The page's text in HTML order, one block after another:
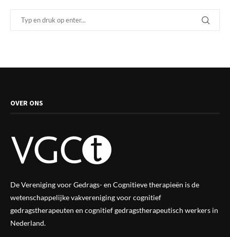
OVER ONS
De Vereniging voor Gedrags- en Cognitieve therapieën is de
wetenschappelijke vakverenigingvoor cognitief
gedragstherapeuten en cognitief gedragstherapeutisch werkers in
Nederland.